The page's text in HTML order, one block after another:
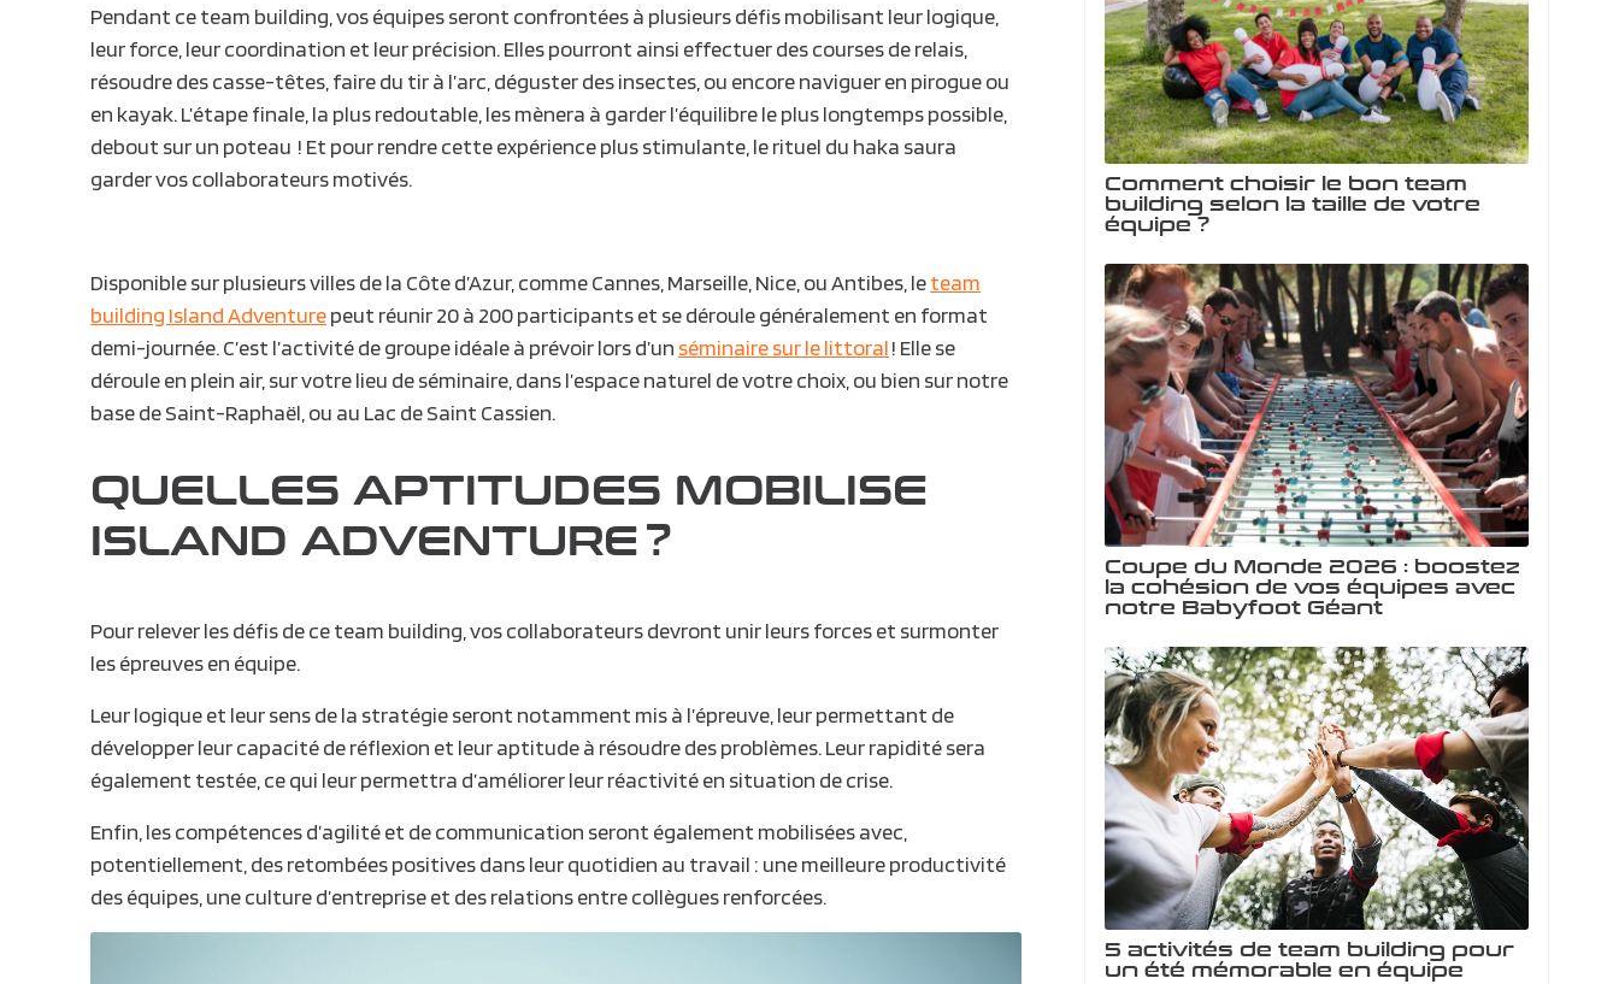
Pendant ceteam building , vos équipes seront confrontées à plusieurs défis mobilisant leur logique,
leur force, leur coordination et leur précision. Elles pourront ainsi effectuer des courses de relais,
résoudre des casse-têtes, faire du tir à l’arc, déguster des insectes, ou encore naviguer en pirogue ou
en kayak. L’étape finale, la plus redoutable, les mènera à garder l’équilibre le plus longtemps possible,
debout sur un poteau ! Et pour rendre cette expérience plus stimulante, lerituel du haka saura
garder vos collaborateurs motivés.
Disponible sur plusieurs villes de la Côte d’Azur, comme Cannes, Marseille, Nice, ou Antibes, leteam
building Island Adventurepeut réunir 20 à 200 participants et se déroule généralement en format
demi-journée. C’est l’activité de groupe idéale à prévoir lors d’un séminaire sur le littoral! Elle se
déroule en plein air, sur votre lieu de séminaire, dans l’espace naturel de votre choix, ou bien sur notre
base de Saint-Raphaël, ou au Lac de Saint Cassien.
QUELLES APTITUDES MOBILISE
ISLAND ADVENTURE ?
Pour relever les défis de ce team building, vos collaborateurs devront unir leurs forces et surmonter
les épreuves en équipe.
Leur logique et leur sens de la stratégie seront notamment mis à l’épreuve, leur permettant de
développer leur capacité de réflexion et leur aptitude à résoudre des problèmes. Leur rapidité sera
également testée, ce qui leur permettra d’améliorer leur réactivité en situation de crise.
Enfin, les compétences d’agilité et de communication seront également mobilisées avec,
potentiellement, des retombées positives dans leur quotidien au travail : unemeilleure productivité
des équipes , uneculture d’entrepriseet desrelations entre collègues renforcées.
Comment choisir le bon team
building selon la taille de votre
équipe ?
Coupe du Monde 2026 : boostez
la cohésion de vos équipes avec
notre Babyfoot Géant
5 activités de team building pour
un été mémorable en équipe